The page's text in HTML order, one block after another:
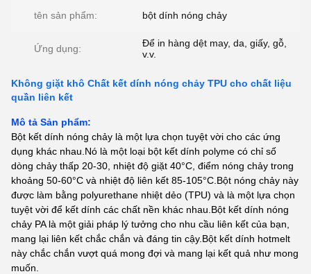
tên sản phẩm: bột dính nóng chảy
Ứng dụng:
Để in hàng dệt may, da, giấy, gỗ,
v.v.
Không giặt khô Chất kết dính nóng chảy TPU cho chất liệu
quần liên kết
Mô tả Sản phẩm:
Bột kết dính nóng chảy là một lựa chọn tuyệt vời cho các ứng
dụng khác nhau.Nó là một loại bột kết dính polyme có chỉ số
dòng chảy thấp 20-30, nhiệt độ giặt 40°C, điểm nóng chảy trong
khoảng 50-60°C và nhiệt độ liên kết 85-105°C.Bột nóng chảy này
được làm bằng polyurethane nhiệt dẻo (TPU) và là một lựa chọn
tuyệt vời để kết dính các chất nền khác nhau.Bột kết dính nóng
chảy PA là một giải pháp lý tưởng cho nhu cầu liên kết của bạn,
mang lại liên kết chắc chắn và đáng tin cậy.Bột kết dính hotmelt
này chắc chắn vượt quá mong đợi và mang lại kết quả như mong
muốn.